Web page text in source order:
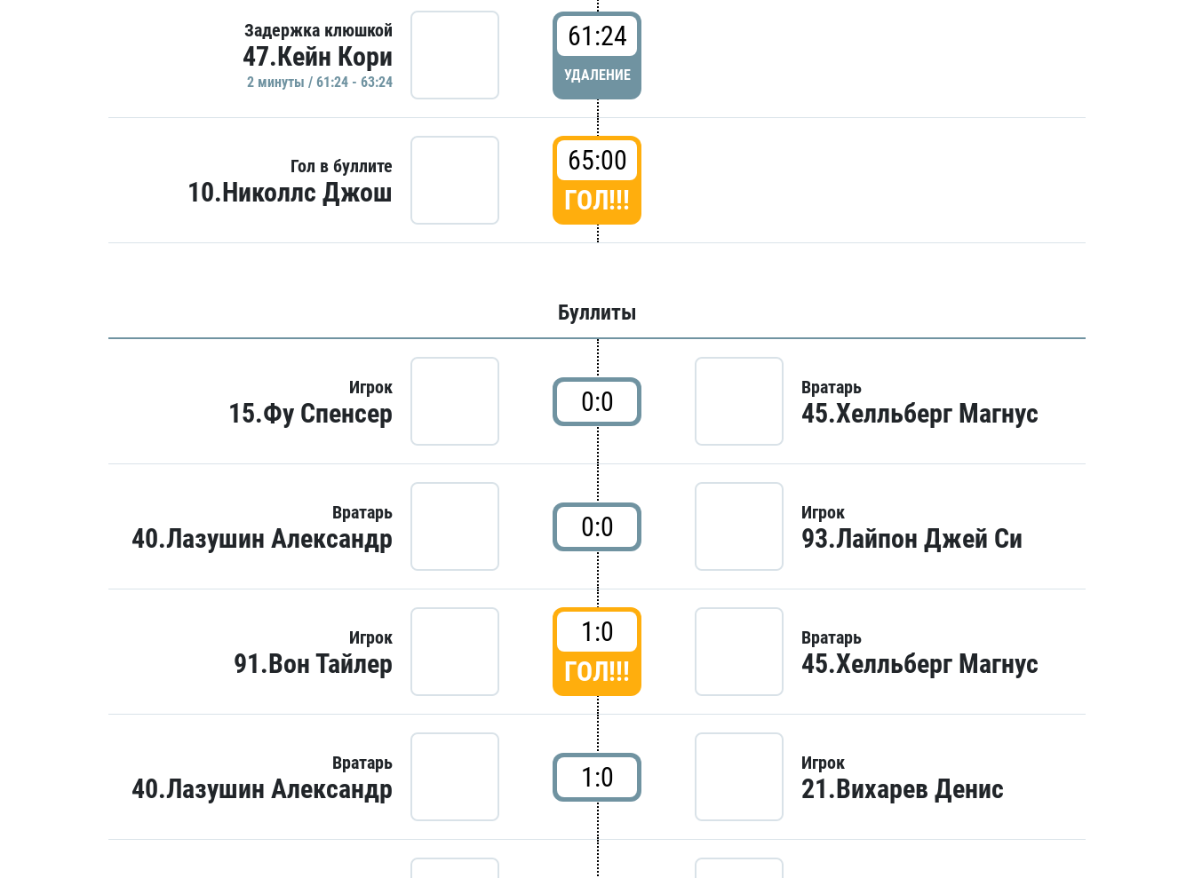
Задержка клюшкой
47.Кейн Кори
2 минуты / 61:24 - 63:24
61:24
УДАЛЕНИЕ
Гол в буллите
10.Николлс Джош
65:00
ГОЛ!!!
Буллиты
Игрок
15.Фу Спенсер 0:0 Вратарь
45.Хелльберг Магнус
Вратарь
40.Лазушин Александр 0:0 Игрок
93.Лайпон Джей Си
Игрок
91.Вон Тайлер
1:0
ГОЛ!!!
Вратарь
45.Хелльберг Магнус
Вратарь
40.Лазушин Александр 1:0 Игрок
21.Вихарев Денис